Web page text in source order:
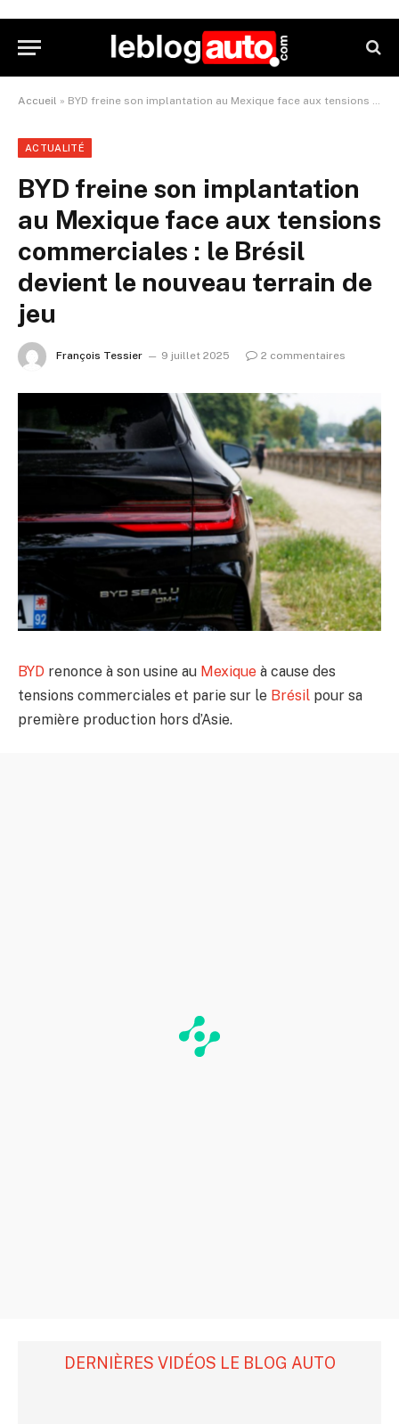
Accueil » BYD freine son implantation au Mexique face aux tensions commerciales : le Brésil devient le nouveau terrain de jeu
ACTUALITÉ
BYD freine son implantation
au Mexique face aux tensions
commerciales : le Brésil
devient le nouveau terrain de
jeu
François Tessier 9 juillet 2025 2 commentaires
BYD renonce à son usine au Mexique à cause des
tensions commerciales et parie sur le Brésil pour sa
première production hors d’Asie.
DERNIÈRES VIDÉOS LE BLOG AUTO